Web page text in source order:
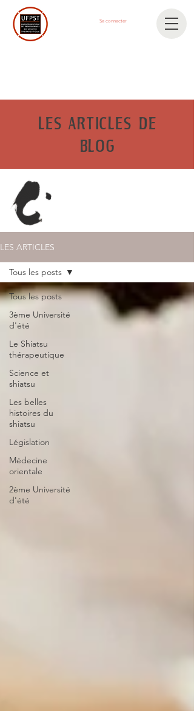
Se connecter
LES ARTICLES DE
BLOG
LES ARTICLES
Tous les posts
3ème Université
d'été
Le Shiatsu
thérapeutique
Science et
shiatsu
Les belles
histoires du
shiatsu
Législation
Médecine
orientale
2ème Université
d'été
Tous les posts